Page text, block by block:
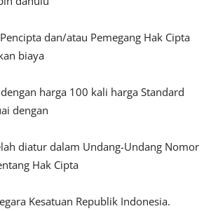
dan/atau Pemegang Hak Cipta
biaya
harga 100 kali harga Standard
dengan
diatur dalam Undang-Undang Nomor
Hak Cipta
Kesatuan Republik Indonesia.